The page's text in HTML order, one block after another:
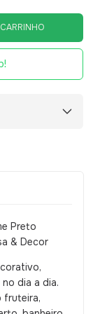
Preto
& Decor
dia a dia.
fruteira,